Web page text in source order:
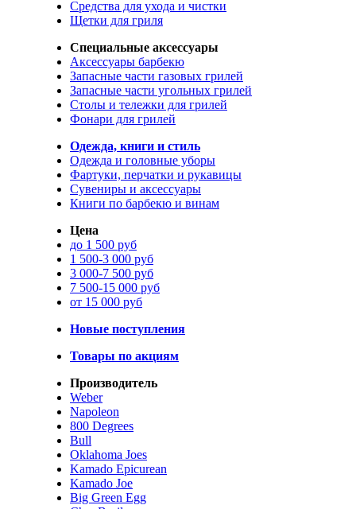
Средства для ухода и чистки
Щетки для гриля
Специальные аксессуары
Аксессуары барбекю
Запасные части газовых грилей
Запасные части угольных грилей
Столы и тележки для грилей
Фонари для грилей
Одежда, книги и стиль
Одежда и головные уборы
Фартуки, перчатки и рукавицы
Сувениры и аксессуары
Книги по барбекю и винам
Цена
до 1 500 руб
1 500-3 000 руб
3 000-7 500 руб
7 500-15 000 руб
от 15 000 руб
Новые поступления
Товары по акциям
Производитель
Weber
Napoleon
800 Degrees
Bull
Oklahoma Joes
Kamado Epicurean
Kamado Joe
Big Green Egg